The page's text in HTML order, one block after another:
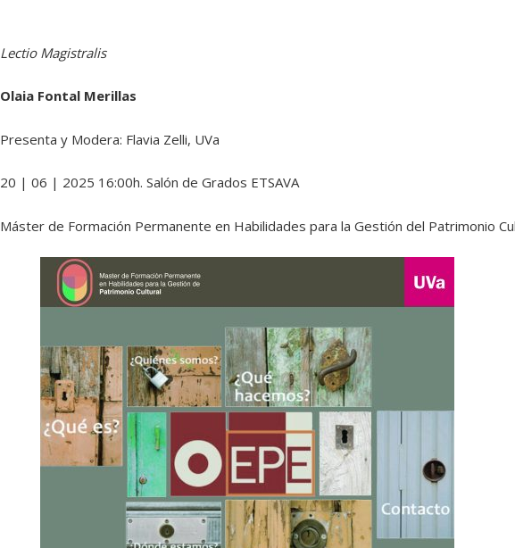
Lectio Magistralis
Olaia Fontal Merillas
Presenta y Modera: Flavia Zelli, UVa
20 | 06 | 2025 16:00h. Salón de Grados ETSAVA
Máster de Formación Permanente en Habilidades para la Gestión del Patrimonio